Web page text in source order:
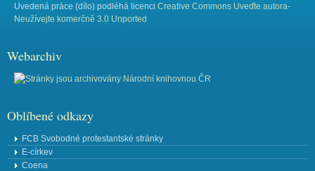
Uvedená práce (dílo) podléhá licenci Creative Commons Uveďte autora-
Neužívejte komerčně 3.0 Unported
Webarchiv
Oblíbené odkazy
FCB Svobodné protestantské stránky
E-církev
Coena